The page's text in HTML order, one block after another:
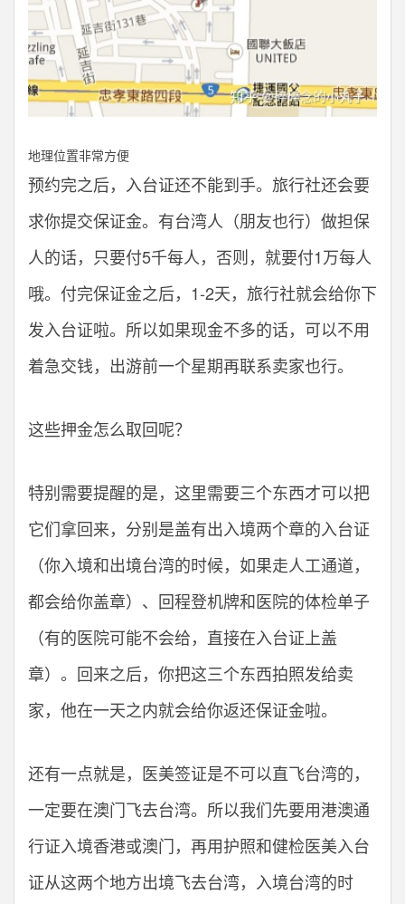
地理位置非常方便
预约完之后，入台证还不能到手。旅行社还会要
求你提交保证金。有台湾人（朋友也行）做担保
人的话，只要付5千每人，否则，就要付1万每人
哦。付完保证金之后，1-2天，旅行社就会给你下
发入台证啦。所以如果现金不多的话，可以不用
着急交钱，出游前一个星期再联系卖家也行。
这些押金怎么取回呢？
特别需要提醒的是，这里需要三个东西才可以把
它们拿回来，分别是盖有出入境两个章的入台证
（你入境和出境台湾的时候，如果走人工通道，
都会给你盖章）、回程登机牌和医院的体检单子
（有的医院可能不会给，直接在入台证上盖
章）。回来之后，你把这三个东西拍照发给卖
家，他在一天之内就会给你返还保证金啦。
还有一点就是，医美签证是不可以直飞台湾的，
一定要在澳门飞去台湾。所以我们先要用港澳通
行证入境香港或澳门，再用护照和健检医美入台
证从这两个地方出境飞去台湾，入境台湾的时